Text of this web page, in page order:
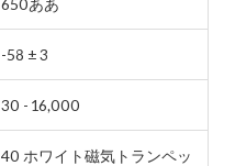
650ああ
-58 ± 3
30 - 16,000
40 ホワイト磁気トランペッ